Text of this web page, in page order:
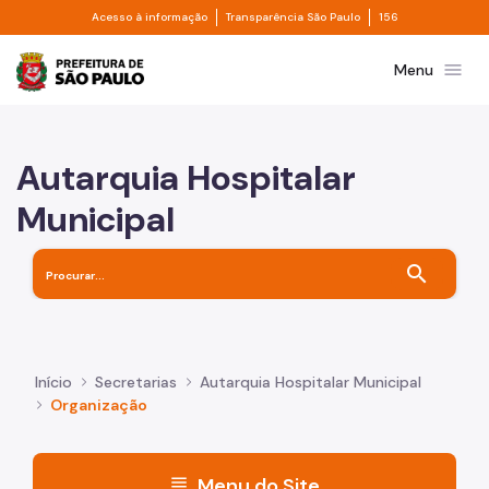
Pular para o Conteúdo principal
Acesso à informação Divisor de acesso à informação
Transparência São Paulo Divisor de
156
Prefeitura de São PauloMenu menu
Autarquia Hospitalar
Municipal
search
Início Secretarias
Autarquia Hospitalar Municipal
Organização
menu